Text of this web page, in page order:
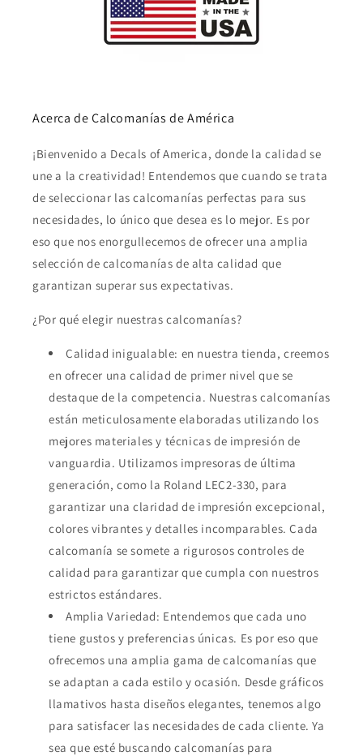
Acerca de Calcomanías de América
¡Bienvenido a Decals of America, donde la calidad se
une a la creatividad! Entendemos que cuando se trata
de seleccionar las calcomanías perfectas para sus
necesidades, lo único que desea es lo mejor. Es por
eso que nos enorgullecemos de ofrecer una amplia
selección de calcomanías de alta calidad que
garantizan superar sus expectativas.
¿Por qué elegir nuestras calcomanías?
Calidad inigualable: en nuestra tienda, creemos
en ofrecer una calidad de primer nivel que se
destaque de la competencia. Nuestras calcomanías
están meticulosamente elaboradas utilizando los
mejores materiales y técnicas de impresión de
vanguardia. Utilizamos impresoras de última
generación, como la Roland LEC2-330, para
garantizar una claridad de impresión excepcional,
colores vibrantes y detalles incomparables. Cada
calcomanía se somete a rigurosos controles de
calidad para garantizar que cumpla con nuestros
estrictos estándares.
Amplia Variedad: Entendemos que cada uno
tiene gustos y preferencias únicas. Es por eso que
ofrecemos una amplia gama de calcomanías que
se adaptan a cada estilo y ocasión. Desde gráficos
llamativos hasta diseños elegantes, tenemos algo
para satisfacer las necesidades de cada cliente. Ya
sea que esté buscando calcomanías para